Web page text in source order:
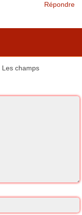
Répondre
Les champs